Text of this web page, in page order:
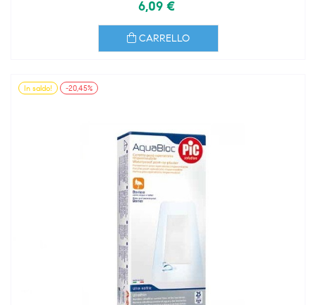
6,09 €
CARRELLO
In saldo! -20,45%